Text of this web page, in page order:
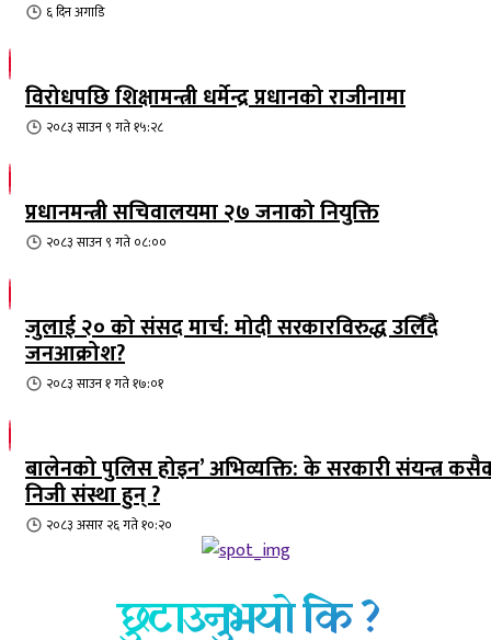
६ दिनअगाडि
विरोधपछि शिक्षामन्त्री धर्मेन्द्र प्रधानको राजीनामा
२०८३ साउन ९ गते १५:२८
प्रधानमन्त्री सचिवालयमा २७ जनाको नियुक्ति
२०८३ साउन ९ गते ०८:००
जुलाई २० को संसद मार्च: मोदी सरकारविरुद्ध उर्लिंदै
जनआक्रोश?
२०८३ साउन १ गते १७:०१
बालेनको पुलिस होइन’ अभिव्यक्ति: के सरकारी संयन्त्र
निजी संस्था हुन् ?
२०८३ असार २६ गते १०:२०
छुटाउनुभयो कि ?